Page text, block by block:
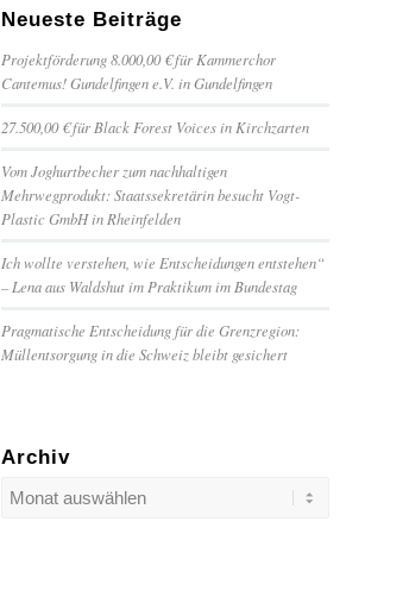
Neueste Beiträge
Projektförderung 8.000,00 € für Kammerchor
Cantemus! Gundelfingen e.V. in Gundelfingen
27.500,00 € für Black Forest Voices in Kirchzarten
Vom Joghurtbecher zum nachhaltigen
Mehrwegprodukt: Staatssekretärin besucht Vogt-
Plastic GmbH in Rheinfelden
Ich wollte verstehen, wie Entscheidungen entstehen“
– Lena aus Waldshut im Praktikum im Bundestag
Pragmatische Entscheidung für die Grenzregion:
Müllentsorgung in die Schweiz bleibt gesichert
Archiv